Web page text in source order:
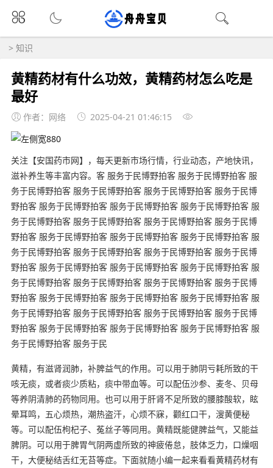
> 知识
黄精药材有什么功效，黄精药材怎么吃是
最好
作者：网络 2025-04-21 01:46:15
关注【安国药市网】，每天更新市场行情，行业动态，产地快讯，
滋补养生等丰富内容。客 服务于民博野拍客 服务于民博野拍客 服
务于民博野拍客 服务于民博野拍客 服务于民博野拍客 服务于民博
野拍客 服务于民博野拍客 服务于民博野拍客 服务于民博野拍客 服
务于民博野拍客 服务于民博野拍客 服务于民博野拍客 服务于民博
野拍客 服务于民博野拍客 服务于民博野拍客 服务于民博野拍客 服
务于民博野拍客 服务于民博野拍客 服务于民博野拍客 服务于民博
野拍客 服务于民博野拍客 服务于民博野拍客 服务于民博野拍客 服
务于民博野拍客 服务于民博野拍客 服务于民博野拍客 服务于民博
野拍客 服务于民博野拍客 服务于民博野拍客 服务于民博野拍客 服
务于民博野拍客 服务于民博野拍客 服务于民博野拍客 服务于民博
野拍客 服务于民博野拍客 服务于民博野拍客 服务于民博野拍客 服
务于民博野拍客 服务于民
黄精，有滋肾润肺，补脾益气的作用。可以用于肺阴亏耗所致的干
咳无痰，或者痰少质粘，痰中带血等。可以配伍沙参、麦冬、贝母
等养阴清肺的药物同用。也可以用于肝肾不足所致的腰膝酸软，眩
晕耳鸣，五心烦热，潮热盗汗，心烦不寐，颧红口干，溲黄便秘
等。可以配伍枸杞子、菟丝子等同用。黄精既能健脾益气，又能益
脾阴。可以用于脾胃气阴两虚所致的神疲倦怠，肢体乏力，口燥咽
干，大便秘结舌红无苔等症。下面就随小编一起来看看黄精药材有